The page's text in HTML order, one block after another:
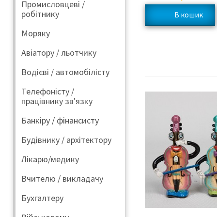
Промисловцеві /
робітнику
Моряку
Авіатору / льотчику
Водієві / автомобілісту
Телефоністу /
працівнику зв'язку
Банкіру / фінансисту
Будівнику / архітектору
Лікарю/медику
Вчителю / викладачу
Бухгалтеру